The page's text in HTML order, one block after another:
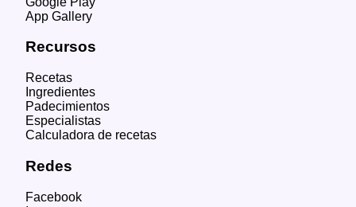
App Gallery
Recursos
Recetas
Ingredientes
Padecimientos
Especialistas
Calculadora de recetas
Redes
Facebook